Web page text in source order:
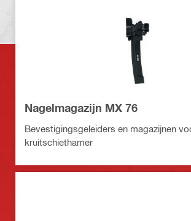
Nagelmagazijn MX 76
Bevestigingsgeleiders en magazijnen
kruitschiethamer